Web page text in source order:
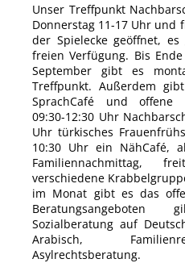
Unser Treffpunkt
Donnerstag 11-17 Uhr und
der Spielecke geöffnet,
freien Verfügung. Bis
September gibt es
Treffpunkt. Außerdem gibt es: Montags ab
SprachCafé und offene
09:30-12:30 Uhr
Uhr türkisches
10:30 Uhr ein NähCafé,
Familiennachmittag,
verschiedene
im Monat gibt es das
Sozialberatung auf
Arabisch,
Asylrechtsberatung.